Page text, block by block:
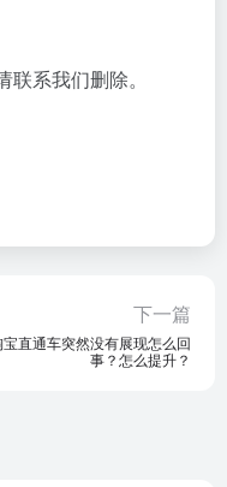
系我们删除。
下一篇
宝直通车突然没有展现怎么回
事？怎么提升？